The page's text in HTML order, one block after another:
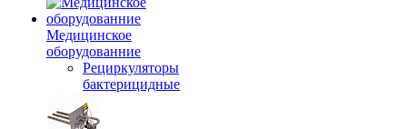
Медицинское
оборудованние
Рециркуляторы
бактерицидные